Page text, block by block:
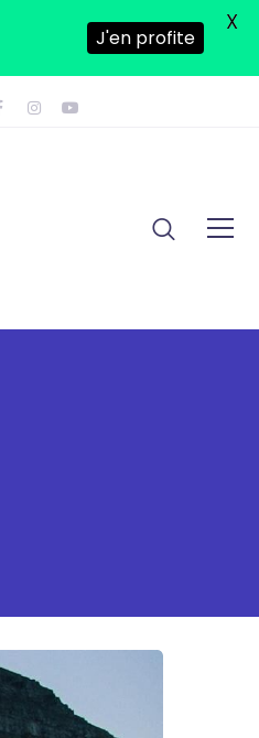
J'en profite
X